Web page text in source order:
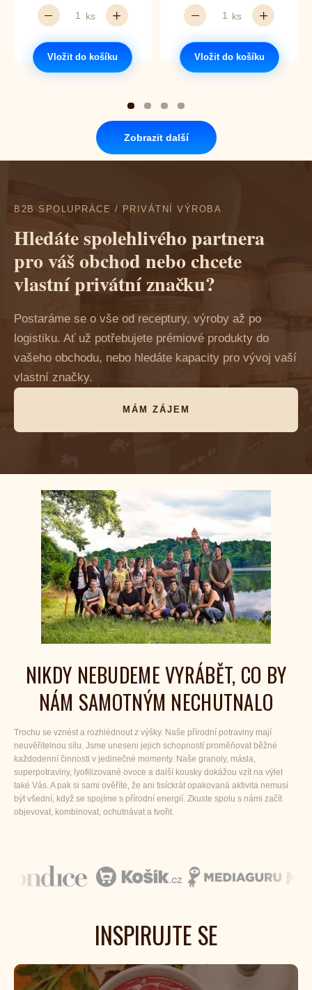
ks
Vložit do košíku
ks
Vložit do košíku
Zobrazit další
B2B SPOLUPRÁCE / PRIVÁTNÍ VÝROBA
Hledáte spolehlivého partnera
pro váš obchod nebo chcete
vlastní privátní značku?
Postaráme se o vše od receptury, výroby až po
logistiku. Ať už potřebujete prémiové produkty do
vašeho obchodu, nebo hledáte kapacity pro vývoj vaší
vlastní značky.
MÁM ZÁJEM
NIKDY NEBUDEME VYRÁBĚT, CO BY
NÁM SAMOTNÝM NECHUTNALO
Trochu se vznést a rozhlédnout z výšky. Naše přírodní potraviny mají
neuvěřitelnou sílu. Jsme uneseni jejich schopností proměňovat běžné
každodenní činnosti v jedinečné momenty. Naše granoly, másla,
superpotraviny, lyofilizované ovoce a další kousky dokážou vzít na výlet
také Vás. A pak si sami ověříte, že ani tisíckrát opakovaná aktivita nemusí
být všední, když se spojíme s přírodní energií. Zkuste spolu s námi začít
objevovat, kombinovat, ochutnávat a tvořit.
INSPIRUJTE SE